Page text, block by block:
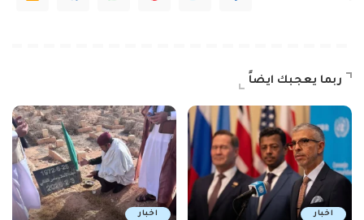
ربما يعجبك ايضاً
اخبار اخبار